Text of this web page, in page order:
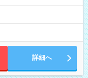
詳細へ